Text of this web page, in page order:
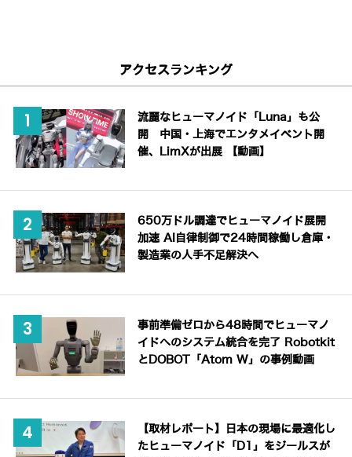
アクセスランキング
流麗なヒューマノイド「Luna」も公
開 中国・上海でエンタメイベント開
催、LimXが出展 【動画】
650万ドル調達でヒューマノイド展開
加速 AI自律制御で24時間稼働し倉庫・
製造業の人手不足解決へ
事前準備ゼロから48時間でヒューマノ
イドへのシステム統合を完了 Robotkit
とDOBOT「Atom W」の事例動画
【取材レポート】日本の現場に最適化し
たヒューマノイド「D1」をジールスが